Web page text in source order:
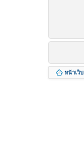
หน้าเว็บ